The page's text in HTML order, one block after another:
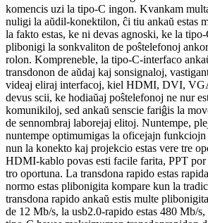
komencis uzi la tipo-C ingon. Kvankam
nuligi la aŭdil-konektilon, ĉi tiu ankaŭ estas
la fakto estas, ke ni devas agnoski, ke la
plibonigi la sonkvaliton de poŝtelefonoj
rolon. Kompreneble, la tipo-C-interfaco
transdonon de aŭdaj kaj sonsignaloj,
videaj eliraj interfacoj, kiel HDMI, DVI,
devus scii, ke hodiaŭaj poŝtelefonoj ne nur
komunikiloj, sed ankaŭ senscie fariĝis la
de sennombraj laborejaj elitoj. Nuntempe,
nuntempe optimumigas la oficejajn
nun la konekto kaj projekcio estas vere tre
HDMI-kablo povas esti facile farita, PPT
tro oportuna. La transdona rapido estas
normo estas plibonigita kompare kun la
transdona rapido ankaŭ estis multe
de 12 Mb/s, la usb2.0-rapido estas 480 Mb/